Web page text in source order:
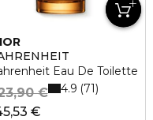
Eau De Toilette
€
€ 4.9 71